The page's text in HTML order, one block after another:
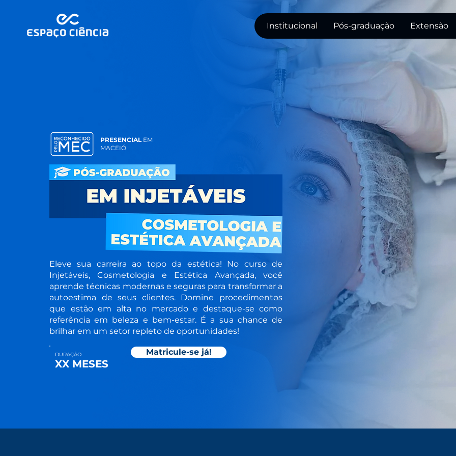
Institucional Pós-graduação Extensão
Eleve sua carreira ao topo da estética! No curso de
Injetáveis, Cosmetologia e Estética Avançada, você
aprende técnicas modernas e seguras para transformar a
autoestima de seus clientes. Domine procedimentos
que estão em alta no mercado e destaque-se como
referência em beleza e bem-estar. É a sua chance de
brilhar em um setor repleto de oportunidades!
DURAÇÃO
XX MESES
PRESENCIAL EM
MACEIÓ
Matricule-se já!